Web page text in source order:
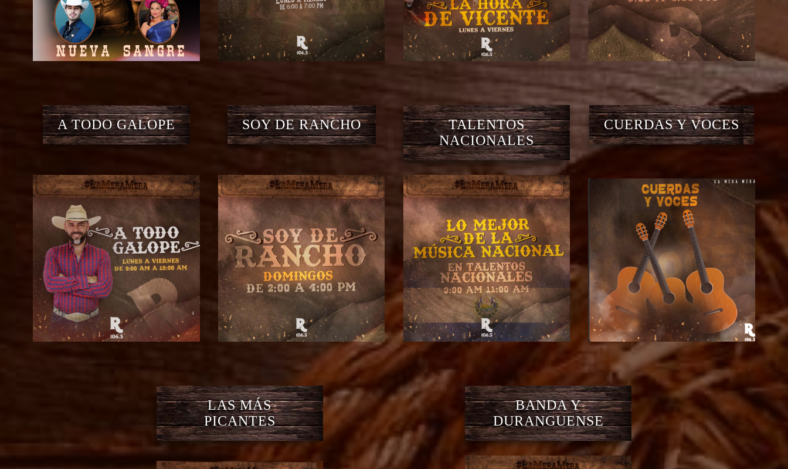
A TODO GALOPE SOY DE RANCHO
TALENTOS
NACIONALES
CUERDAS Y VOCES
LAS MÁS
PICANTES
BANDA Y
DURANGUENSE